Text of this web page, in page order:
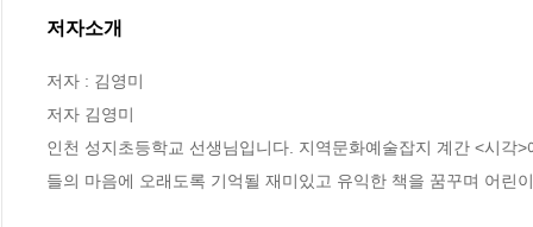
저자소개
저자 : 김영미
저자 김영미
인천 성지초등학교 선생님입니다. 지역문화예술잡지 계간 <시각
들의 마음에 오래도록 기억될 재미있고 유익한 책을 꿈꾸며 어린